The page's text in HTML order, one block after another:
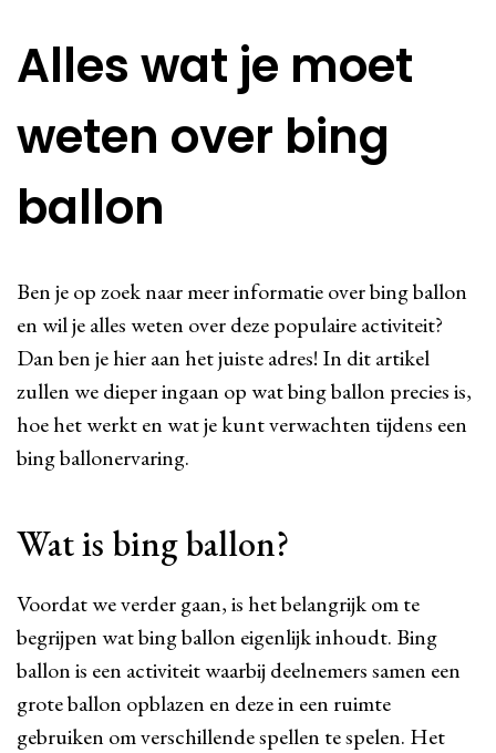
Alles wat je moet
weten over bing
ballon
Ben je op zoek naar meer informatie over bing ballon
en wil je alles weten over deze populaire activiteit?
Dan ben je hier aan het juiste adres! In dit artikel
zullen we dieper ingaan op wat bing ballon precies is,
hoe het werkt en wat je kunt verwachten tijdens een
bing ballonervaring.
Wat is bing ballon?
Voordat we verder gaan, is het belangrijk om te
begrijpen wat bing ballon eigenlijk inhoudt. Bing
ballon is een activiteit waarbij deelnemers samen een
grote ballon opblazen en deze in een ruimte
gebruiken om verschillende spellen te spelen. Het